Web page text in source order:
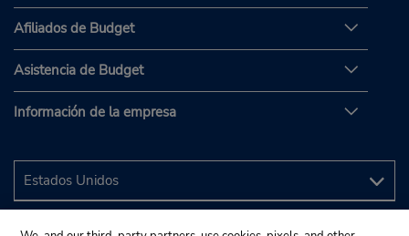
Afiliados de Budget
Asistencia de Budget
Información de la empresa